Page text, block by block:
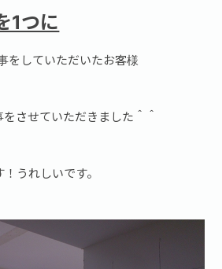
1つに
をしていただいたお客様
させていただきました＾＾
うれしいです。